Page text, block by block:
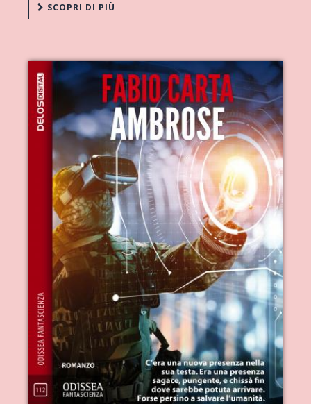
SCOPRI DI PIÙ